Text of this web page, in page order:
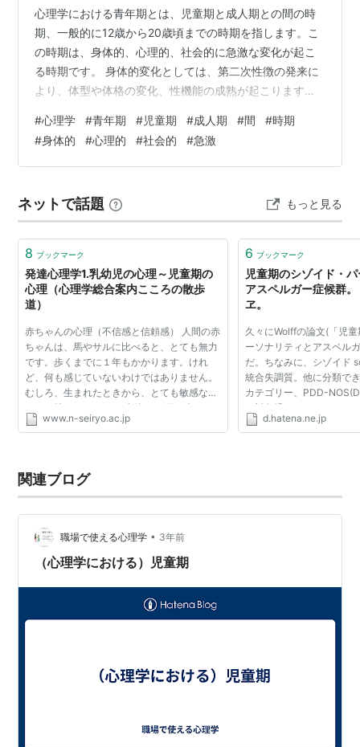
心理学における青年期とは、児童期と成人期との間の時
期、一般的に12歳から20歳頃までの時期を指します。こ
の時期は、身体的、心理的、社会的に急激な変化が起こ
る時期です。 身体的変化としては、第二次性徴の発来に
より、体型や体格の変化、性機能の成熟が起こります。
り、運動能力も向上します。 心理的変化としては、自我
意識や自己同一性の確立が起こります。また、異性への
関心が高まり、恋愛や友情などの人間関係が複雑化しま
加が始まります。また、親元から自立し、独立を目指す
ようになります。 青年期は、人生において…
#心理学 #青年期 #児童期 #成人期 #間 #時期
#身体的 #心理的 #社会的 #急激
ネットで話題 もっと見る
8 ブックマーク
発達心理学1.乳幼児の心理～児童期の
心理（心理学総合案内こころの散歩
道）
赤ちゃんの心理（不信感と信頼感） 人間の赤
ちゃんは、馬やサルに比べると、とても無力
です。歩くまでに１年もかかります。けれ
ど、何も感じていないわけではありません。
むしろ、生まれたときから、とても敏感なこ
ころを持っています。 生後2、3日の赤ちゃ
んでも、単純な絵よりも、人間の顔の絵を好
www.n-seiryo.ac.jp
6 ブックマーク
児童期のシゾイド・
アスペルガー症候群
ヱ。
久々にWolffの論文(「児
ーソナリティとアスペル
だ。ちなみに、シゾイド
統合失調質。他に分類で
カテゴリー、PDD-
の対象児にふさわしいの
れには、生後1年以内に
d.hatena.ne.jp
関連ブログ
職場で使える心理学 • 3年前
（心理学における）児童期